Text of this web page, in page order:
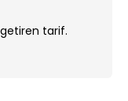
tarif.